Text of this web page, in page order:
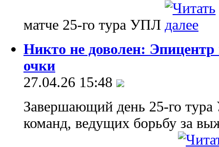
матче 25-го тура УПЛ
Никто не доволен:
очки
27.04.26 15:48
Завершающий день 25-го
команд, ведущих борьбу за